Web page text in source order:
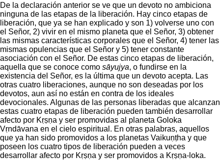
De la declaración anterior se ve que un devoto no ambiciona
ninguna de las etapas de la liberación. Hay cinco etapas de
liberación, que ya se han explicado y son 1) volverse uno con
el Señor, 2) vivir en el mismo planeta que el Señor, 3) obtener
las mismas características corporales que el Señor, 4) tener las
mismas opulencias que el Señor y 5) tener constante
asociación con el Señor. De estas cinco etapas de liberación,
aquella que se conoce como sāyujya, o fundirse en la
existencia del Señor, es la última que un devoto acepta. Las
otras cuatro liberaciones, aunque no son deseadas por los
devotos, aun así no están en contra de los ideales
devocionales. Algunas de las personas liberadas que alcanzan
estas cuatro etapas de liberación pueden también desarrollar
afecto por Kṛṣṇa y ser promovidas al planeta Goloka
Vṛndāvana en el cielo espiritual. En otras palabras, aquellos
que ya han sido promovidos a los planetas Vaikuṇṭha y que
poseen los cuatro tipos de liberación pueden a veces
desarrollar afecto por Kṛṣṇa y ser promovidos a Kṛṣṇa-loka.